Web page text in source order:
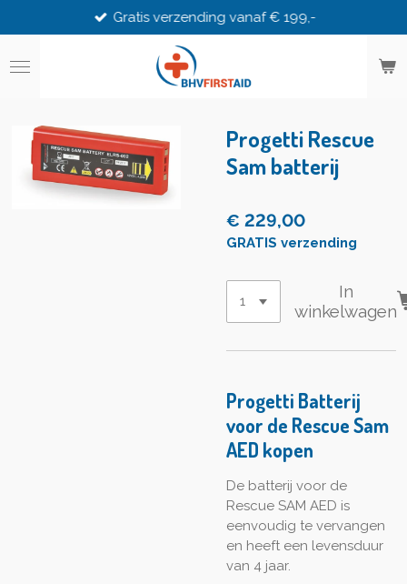
direct
naar
de
Gratis verzending vanaf € 199,-
Progetti Rescue
Sam batterij
€ 229,00
GRATIS verzending
In
winkelwagen
Progetti Batterij
voor de Rescue Sam
AED kopen
De batterij voor de
Rescue SAM AED is
eenvoudig te vervangen
en heeft een levensduur
van 4 jaar.